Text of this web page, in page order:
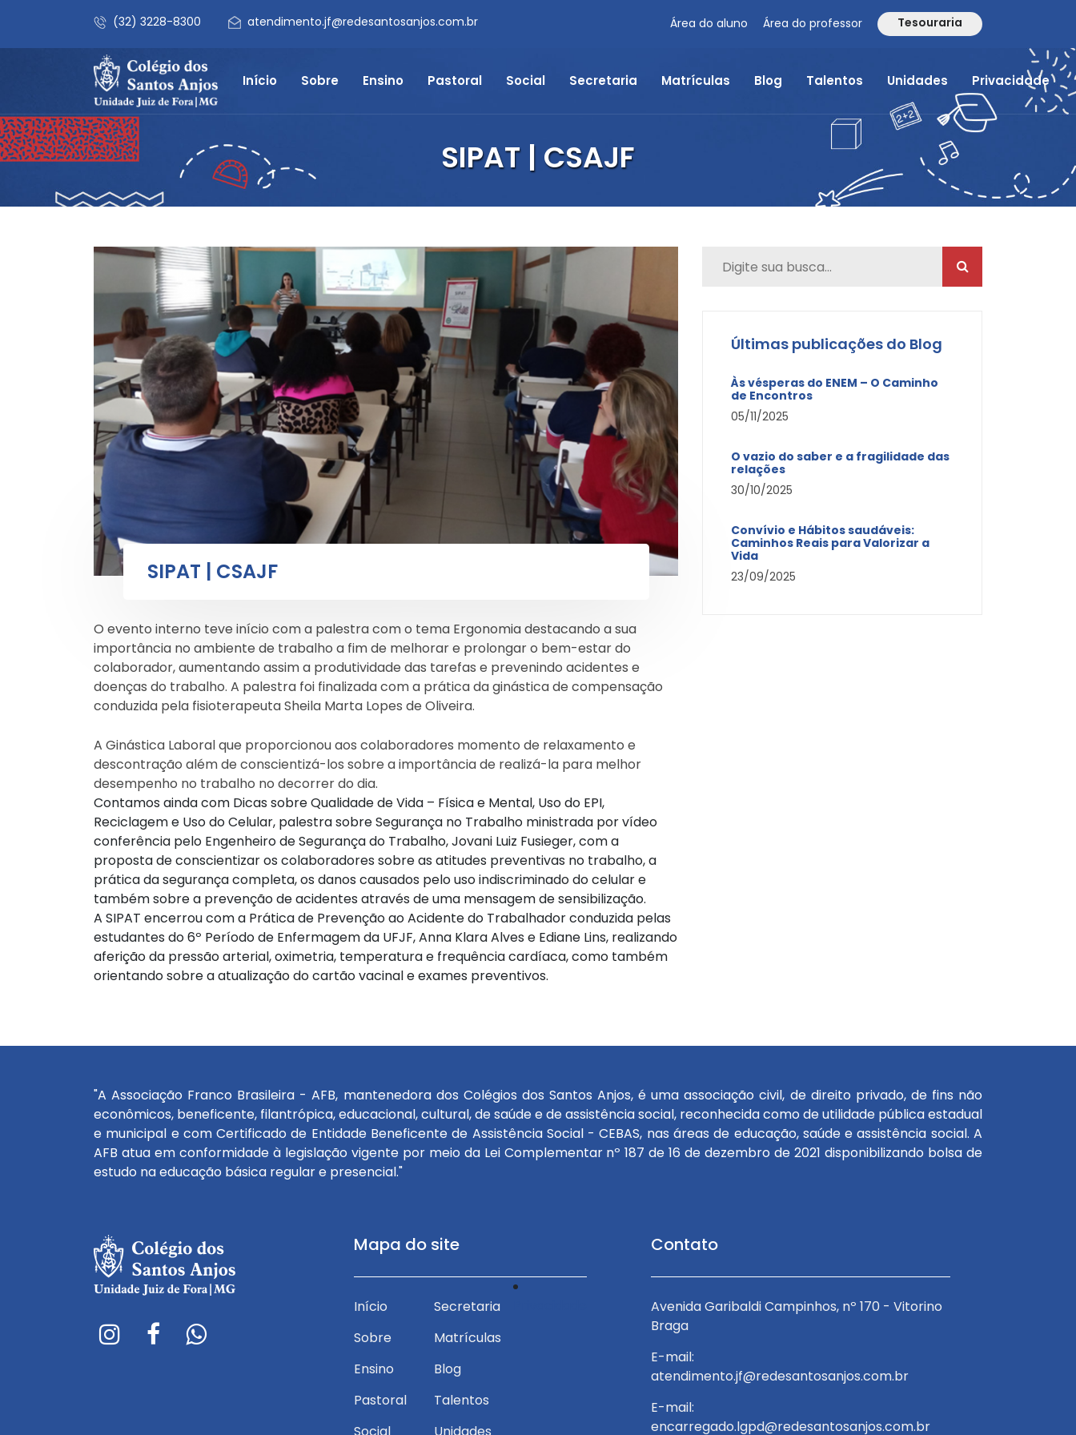
(32) 3228-8300 atendimento.jf@redesantosanjos.com.br Área do aluno Área do professor Tesouraria
Início Sobre Ensino Pastoral Social Secretaria Matrículas Blog Talentos Unidades Privacidade
SIPAT | CSAJF
SIPAT | CSAJF
O evento interno teve início com a palestra com o tema Ergonomia destacando a sua
importância no ambiente de trabalho a fim de melhorar e prolongar o bem-estar do
colaborador, aumentando assim a produtividade das tarefas e prevenindo acidentes e
doenças do trabalho. A palestra foi finalizada com a prática da ginástica de compensação
conduzida pela fisioterapeuta Sheila Marta Lopes de Oliveira.
A Ginástica Laboral que proporcionou aos colaboradores momento de relaxamento e
descontração além de conscientizá-los sobre a importância de realizá-la para melhor
desempenho no trabalho no decorrer do dia.
Contamos ainda com Dicas sobre Qualidade de Vida – Física e Mental, Uso do EPI,
Reciclagem e Uso do Celular, palestra sobre Segurança no Trabalho ministrada por vídeo
conferência pelo Engenheiro de Segurança do Trabalho, Jovani Luiz Fusieger, com a
proposta de conscientizar os colaboradores sobre as atitudes preventivas no trabalho, a
prática da segurança completa, os danos causados pelo uso indiscriminado do celular e
também sobre a prevenção de acidentes através de uma mensagem de sensibilização.
A SIPAT encerrou com a Prática de Prevenção ao Acidente do Trabalhador conduzida pelas
estudantes do 6º Período de Enfermagem da UFJF, Anna Klara Alves e Ediane Lins, realizando
aferição da pressão arterial, oximetria, temperatura e frequência cardíaca, como também
orientando sobre a atualização do cartão vacinal e exames preventivos.
Últimas publicações do Blog
Às vésperas do ENEM – O Caminho
de Encontros
05/11/2025
O vazio do saber e a fragilidade das
relações
30/10/2025
Convívio e Hábitos saudáveis:
Caminhos Reais para Valorizar a
Vida
23/09/2025
"A Associação Franco Brasileira - AFB, mantenedora dos Colégios dos Santos Anjos, é uma associação civil, de direito privado, de fins não
econômicos, beneficente, filantrópica, educacional, cultural, de saúde e de assistência social, reconhecida como de utilidade pública estadual
e municipal e com Certificado de Entidade Beneficente de Assistência Social - CEBAS, nas áreas de educação, saúde e assistência social. A
AFB atua em conformidade à legislação vigente por meio da Lei Complementar nº 187 de 16 de dezembro de 2021 disponibilizando bolsa de
estudo na educação básica regular e presencial."
Mapa do site
Início
Sobre
Ensino
Pastoral
Social
Secretaria
Matrículas
Blog
Talentos
Unidades
Contato
Avenida Garibaldi Campinhos, nº 170 - Vitorino
atendimento.jf@redesantosanjos.com.br
E-mail:
encarregado.lgpd@redesantosanjos.com.br
Avenida Garibaldi Campinhos, nº 170 - Vitorino
Braga
E-mail:
atendimento.jf@redesantosanjos.com.br
E-mail:
encarregado.lgpd@redesantosanjos.com.br